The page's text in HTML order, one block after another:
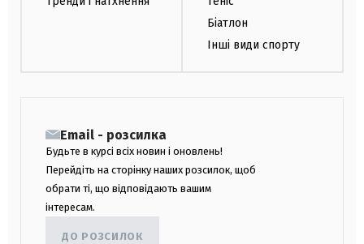
Біатлон
Інші види спорту
Email - розсилка
Будьте в курсі всіх новин і оновлень!
Перейдіть на сторінку наших розсилок, щоб
обрати ті, що відповідають вашим
інтересам.
ДО РОЗСИЛОК